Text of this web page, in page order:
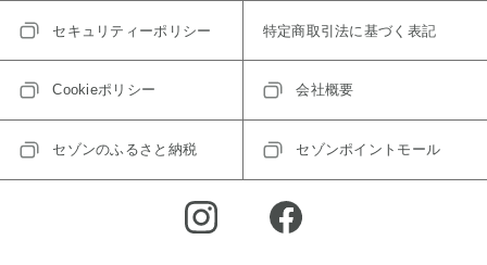
セキュリティーポリシー 特定商取引法に基づく表記
Cookieポリシー 会社概要
セゾンのふるさと納税 セゾンポイントモール